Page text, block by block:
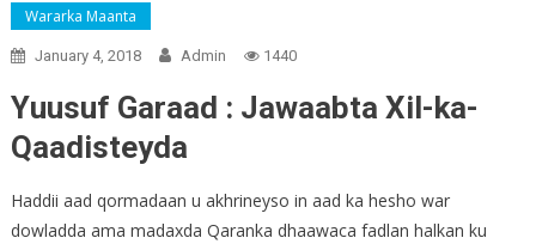
Wararka Maanta
January 4, 2018 Admin 1440
Yuusuf Garaad : Jawaabta Xil-ka-
Qaadisteyda
Haddii aad qormadaan u akhrineyso in aad ka hesho war
dowladda ama madaxda Qaranka dhaawaca fadlan halkan ku